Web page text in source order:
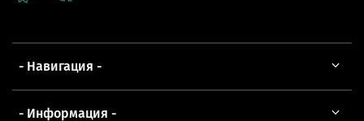
- Навигация -
- Информация -